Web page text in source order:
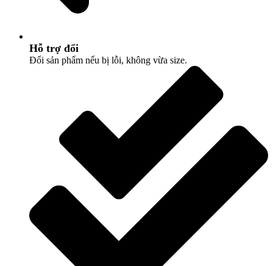
Hỗ trợ đổi
Đổi sản phẩm nếu bị lỗi, không vừa size.